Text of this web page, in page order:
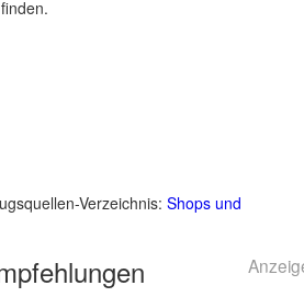
Verzeichnis: Shops und